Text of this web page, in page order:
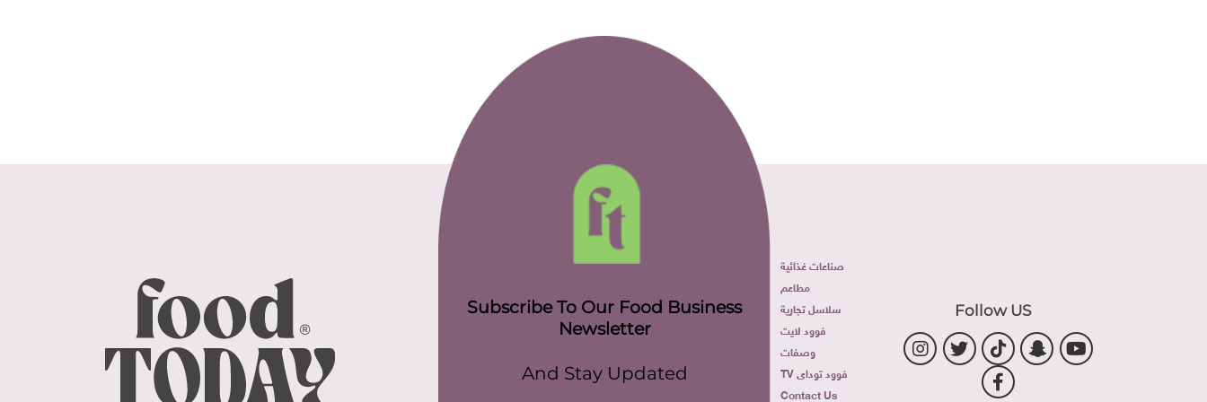
Follow US
صناعات غذائية
مطاعم
سلاسل تجارية
فوود لايت
وصفات
فوود توداى TV
Contact Us
Subscribe To Our Food Business
Newsletter
And Stay Updated